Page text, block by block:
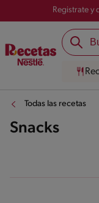
Registrate y
Todas las recetas
Snacks